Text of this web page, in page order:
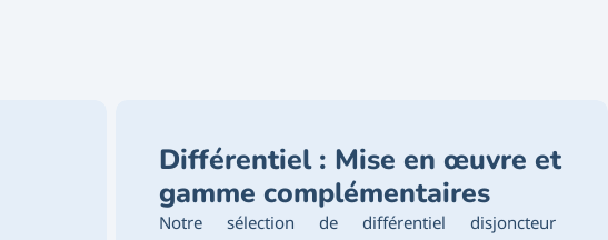
Différentiel : Mise en œuvre et
gamme complémentaires
Notre sélection de différentiel disjoncteur